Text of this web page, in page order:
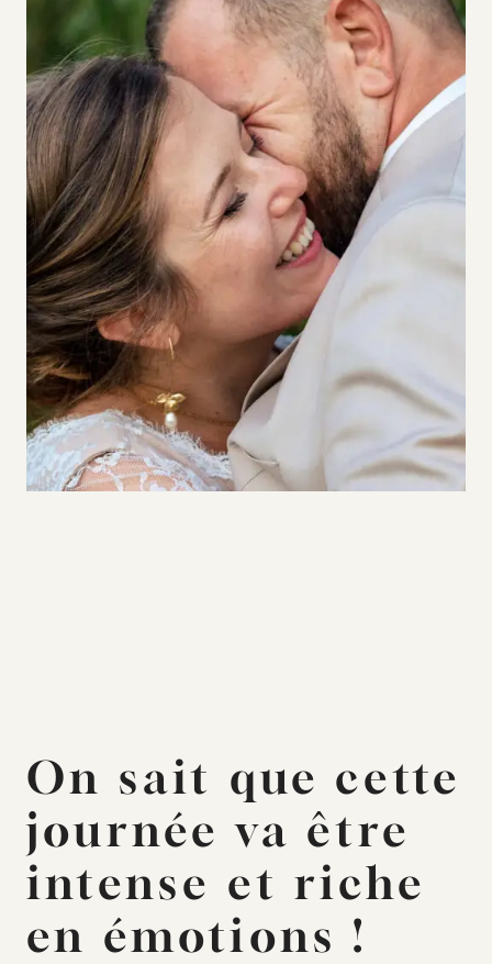
On sait que cette
journée va être
intense et riche
en émotions !